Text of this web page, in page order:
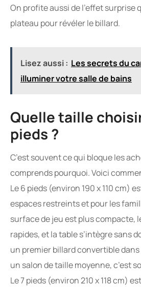
On profite aussi de l’effet surprise
plateau pour révéler le billard.
Lisez aussi : Les secrets du
illuminer votre salle de bains
Quelle taille
pieds ?
C’est souvent ce qui bloque les
comprends pourquoi. Voici
Le 6 pieds (environ 190 x 110 cm)
espaces restreints et pour les
surface de jeu est plus compacte,
rapides, et la table s’intègre sans
un premier billard convertible
un salon de taille moyenne, c’est
Le 7 pieds (environ 210 x 118 cm)